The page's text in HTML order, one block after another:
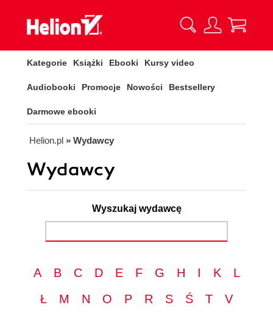
Kategorie Książki Ebooki Kursy video
Audiobooki Promocje Nowości Bestsellery
Darmowe ebooki
Helion.pl » Wydawcy
Wydawcy
Wyszukaj wydawcę
A B C D E F G H I K
L
Ł
M N O P R S Ś T
V